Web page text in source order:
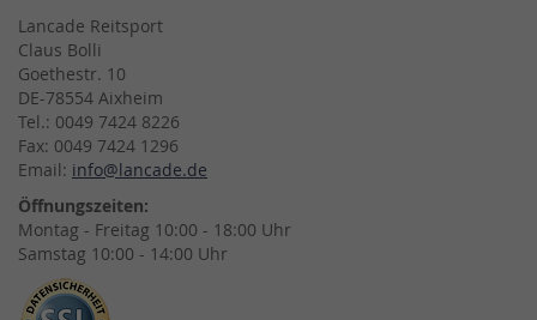
Lancade Reitsport
Claus Bolli
Goethestr. 10
DE-78554 Aixheim
Tel.: 0049 7424 8226
Fax: 0049 7424 1296
Email: info@lancade.de
Öffnungszeiten:
Montag - Freitag 10:00 - 18:00 Uhr
Samstag 10:00 - 14:00 Uhr